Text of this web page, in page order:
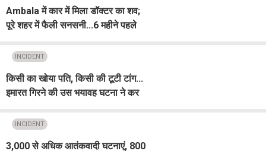
Ambala में कार में मिला डॉक्टर का शव;
पूरे शहर में फैली सनसनी...6 महीने पहले
INCIDENT
किसी का खोया पति, किसी की टूटी टांग...
इमारत गिरने की उस भयावह घटना ने कर
INCIDENT
3,000 से अधिक आतंकवादी घटनाएं, 800